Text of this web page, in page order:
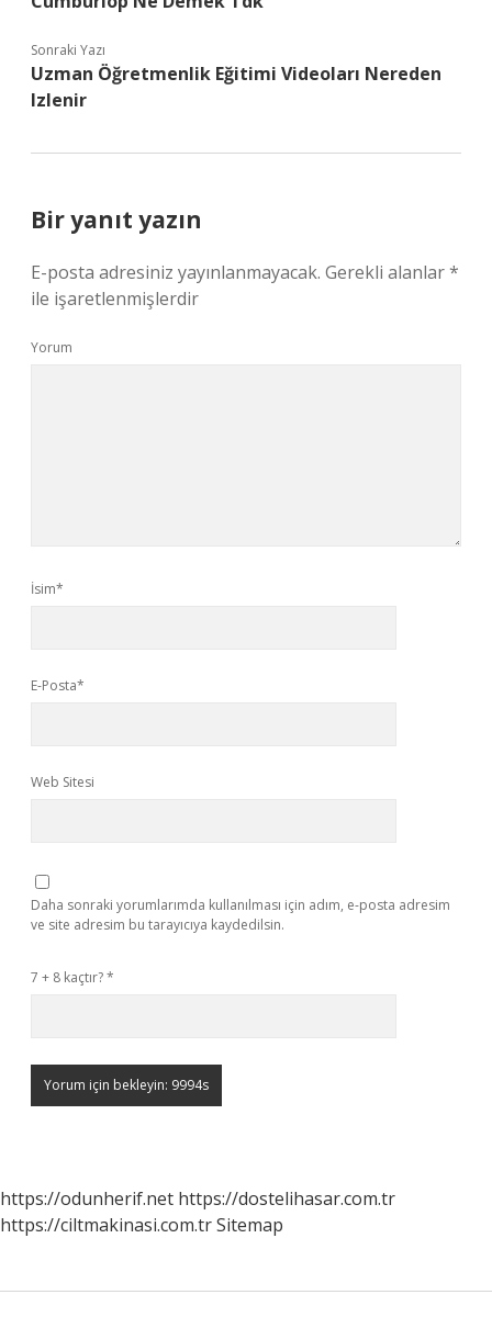
Sonraki Yazı
Uzman Öğretmenlik Eğitimi Videoları Nereden
Izlenir
Bir yanıt yazın
E-posta adresiniz yayınlanmayacak. Gerekli alanlar*
ile işaretlenmişlerdir
Yorum
İsim*
E-Posta*
Web Sitesi
Daha sonraki yorumlarımda kullanılması için adım, e-posta adresim
ve site adresim bu tarayıcıya kaydedilsin.
7 + 8 kaçtır?*
https://odunherif.net https://dostelihasar.com.tr
https://ciltmakinasi.com.trSitemap